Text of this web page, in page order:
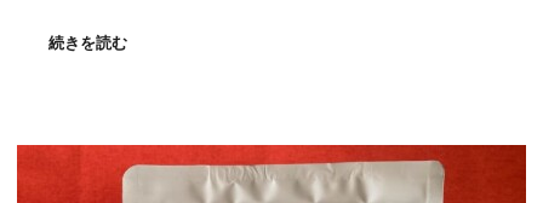
続きを読む